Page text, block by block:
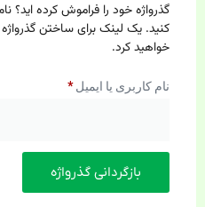
گذرواژه خود را فراموش کرده اید؟
کنید. یک لینک برای ساختن
خواهید کرد.
نام کاربری یا ایمیل*
بازگردانی گذرواژه